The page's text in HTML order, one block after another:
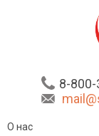
8-
О нас